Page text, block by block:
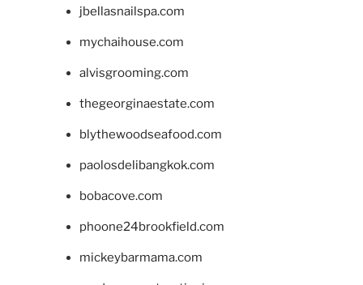
jbellasnailspa.com
mychaihouse.com
alvisgrooming.com
thegeorginaestate.com
blythewoodseafood.com
paolosdelibangkok.com
bobacove.com
phoone24brookfield.com
mickeybarmama.com